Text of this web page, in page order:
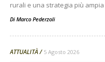
rurali e una strategia più
Di Marco Pederzoli
ATTUALITÀ 5 Agosto 2026